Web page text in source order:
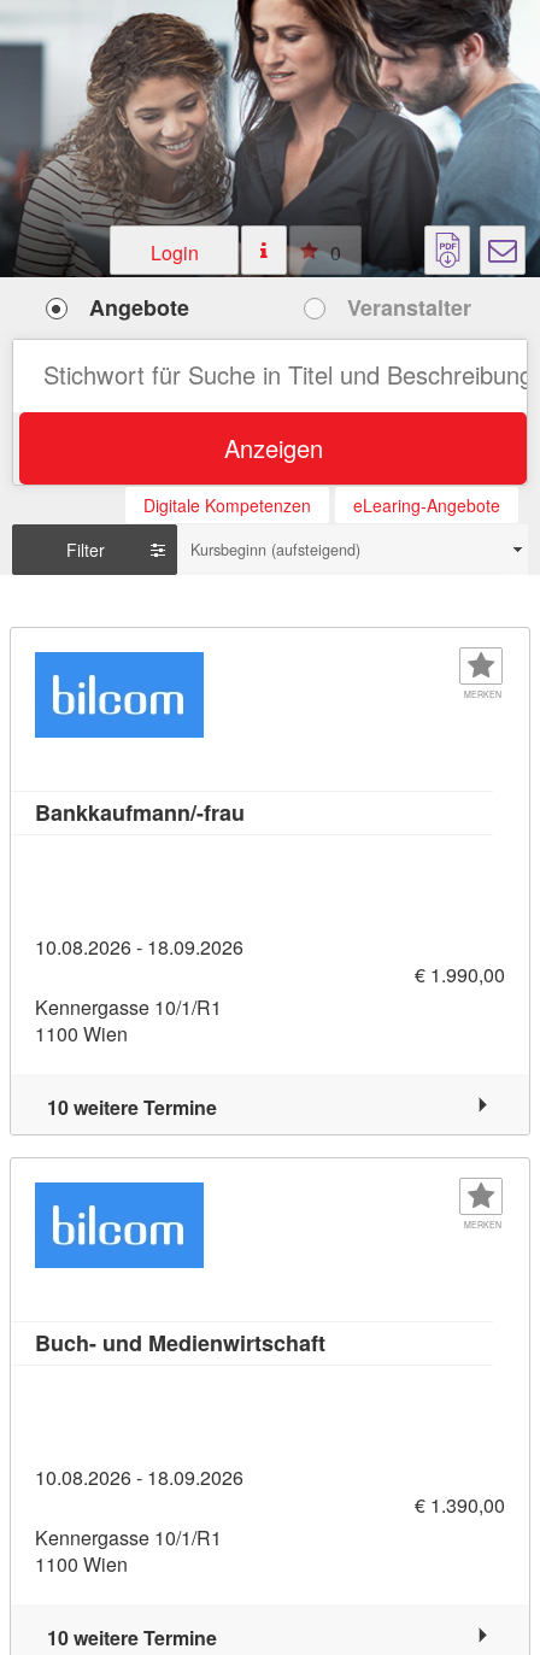
Login 0
Angebote Veranstalter
Anzeigen
Digitale Kompetenzen
eLearing-Angebote
Filter
Kursbeginn (aufsteigend)
MERKEN
Bankkaufmann/-frau
10.08.2026 - 18.09.2026
€ 1.990,00
Kennergasse 10/1/R1
1100 Wien
10 weitere Termine
MERKEN
Buch- und MedienwirtschaftKursdetail: Buch- und
10.08.2026 - 18.09.2026
€ 1.390,00
Kennergasse 10/1/R1
1100 Wien
10 weitere Termine